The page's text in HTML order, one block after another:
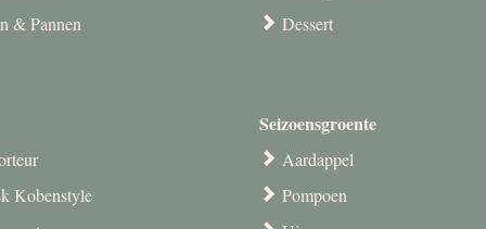
& Pannen
Kobenstyle
Dessert
Seizoensgroente
Aardappel
Pompoen